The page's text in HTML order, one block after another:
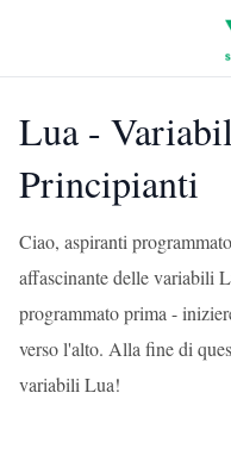
Lua -
Principianti
Ciao, aspiranti
affascinante delle variabili
programmato prima -
verso l'alto. Alla fine di
variabili Lua!